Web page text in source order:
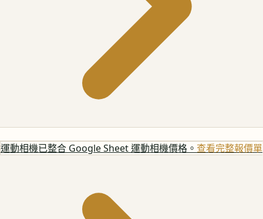
運動相機已整合 Google Sheet 運動相機價格。 查看完整報價單